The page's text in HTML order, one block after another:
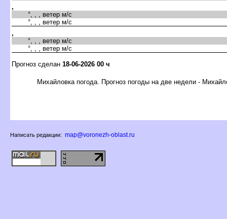
,
°, , , ветер м/с
°, , , ветер м/с
,
°, , , ветер м/с
°, , , ветер м/с
Прогноз сделан 18-06-2026 00 ч
Михайловка погода. Прогноз погоды на две недели -
Написать редакции: map@voronezh-oblast.ru